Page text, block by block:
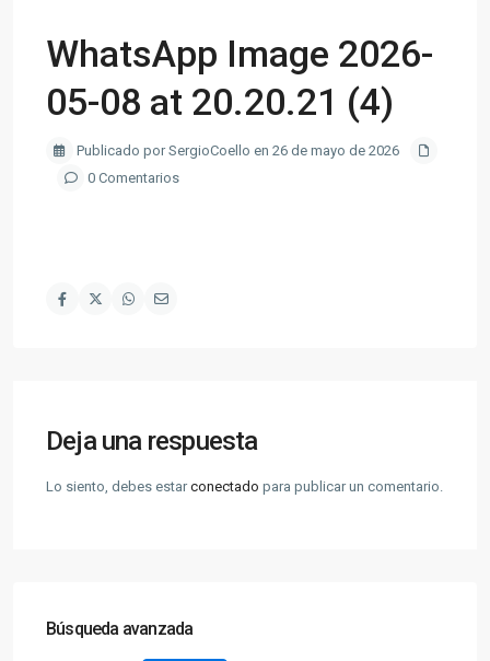
WhatsApp Image 2026-
05-08 at 20.20.21 (4)
Publicado por SergioCoello en 26 de mayo de 2026
0 Comentarios
Deja una respuesta
Lo siento, debes estarconectado para publicar un comentario.
Búsqueda avanzada